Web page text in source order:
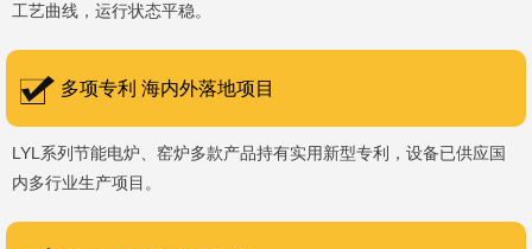
工艺曲线，运行状态平稳。
多项专利 海内外落地项目
LYL系列节能电炉、窑炉多款产品持有实用新型专利，设备已供应国
内多行业生产项目。